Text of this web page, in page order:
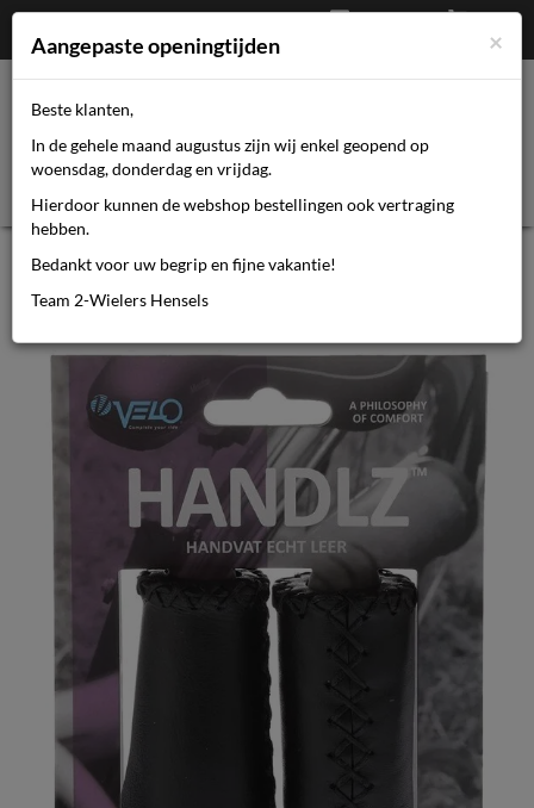
€0,00
Afrekenen
Mijn account
Velo handv leer ergo 92/135 zw (pr)
×
Aangepaste openingtijden
Beste klanten,
In de gehele maand augustus zijn wij enkel geopend op
woensdag, donderdag en vrijdag.
Hierdoor kunnen de webshop bestellingen ook vertraging
hebben.
Bedankt voor uw begrip en fijne vakantie!
Team 2-Wielers Hensels